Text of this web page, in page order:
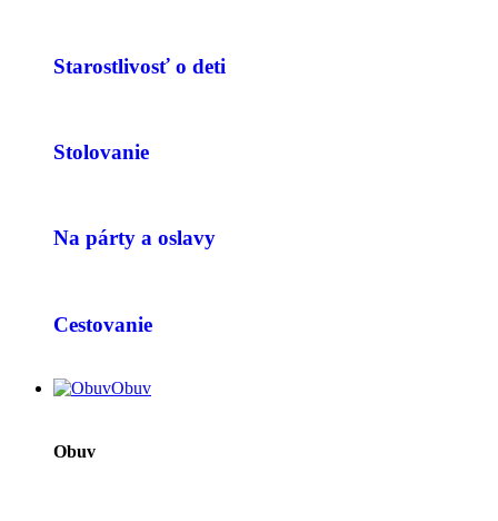
Starostlivosť o deti
Stolovanie
Na párty a oslavy
Cestovanie
Obuv
Obuv